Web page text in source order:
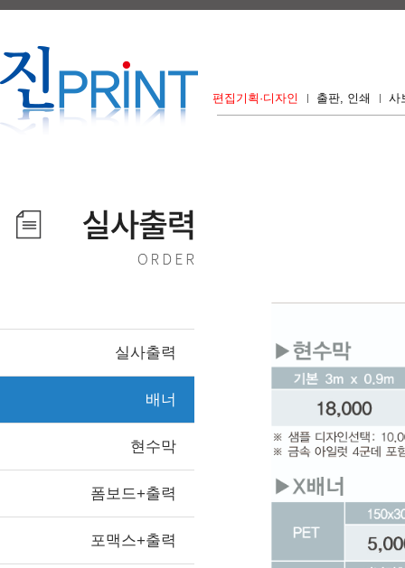
편집기획·디자인 출판, 인쇄 사
실사출력
배너
현수막
폼보드+출력
포맥스+출력